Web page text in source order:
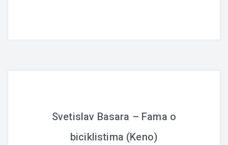
Svetislav Basara – Fama o
biciklistima (Keno)